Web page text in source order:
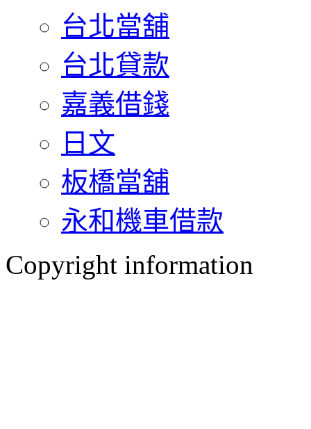
台北當舖
台北貸款
嘉義借錢
日文
板橋當舖
永和機車借款
Copyright information